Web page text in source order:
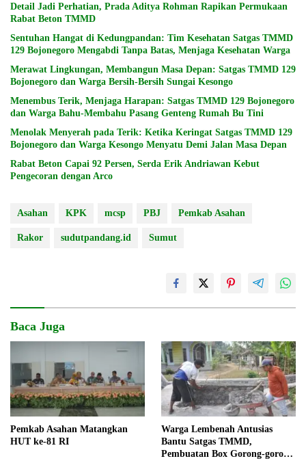
Detail Jadi Perhatian, Prada Aditya Rohman Rapikan Permukaan
Rabat Beton TMMD
Sentuhan Hangat di Kedungpandan: Tim Kesehatan Satgas TMMD
129 Bojonegoro Mengabdi Tanpa Batas, Menjaga Kesehatan Warga
Merawat Lingkungan, Membangun Masa Depan: Satgas TMMD 129
Bojonegoro dan Warga Bersih-Bersih Sungai Kesongo
Menembus Terik, Menjaga Harapan: Satgas TMMD 129 Bojonegoro
dan Warga Bahu-Membahu Pasang Genteng Rumah Bu Tini
Menolak Menyerah pada Terik: Ketika Keringat Satgas TMMD 129
Bojonegoro dan Warga Kesongo Menyatu Demi Jalan Masa Depan
Rabat Beton Capai 92 Persen, Serda Erik Andriawan Kebut
Pengecoran dengan Arco
Asahan KPK mcsp PBJ Pemkab Asahan
Rakor sudutpandang.id Sumut
Baca Juga
Pemkab Asahan Matangkan
HUT ke-81 RI
Warga Lembenah Antusias
Bantu Satgas TMMD,
Pembuatan Box Gorong-gorong